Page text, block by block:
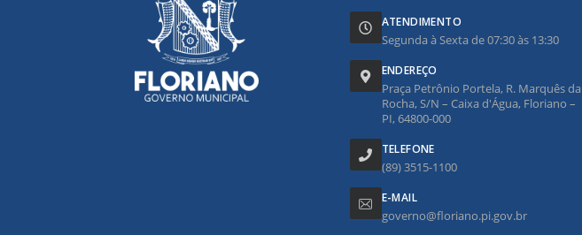
ATENDIMENTO
Segunda à Sexta de 07:30 às 13:30
ENDEREÇO
Praça Petrônio Portela, R. Marquês da
Rocha, S/N – Caixa d'Água, Floriano –
PI, 64800-000
TELEFONE
(89) 3515-1100
E-MAIL
governo@floriano.pi.gov.br